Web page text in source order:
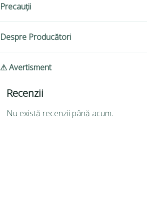
Precauții
Despre Producători
⚠ Avertisment
Recenzii
Nu există recenzii până acum.